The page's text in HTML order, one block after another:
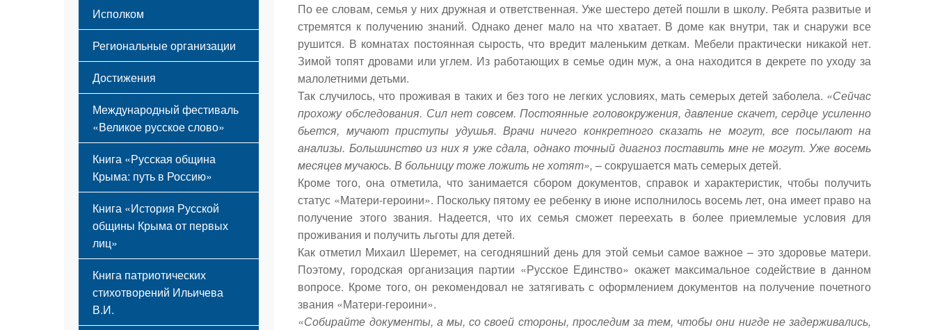
По ее словам, семья у них дружная и ответственная. Уже шестеро детей пошли в школу. Ребята развитые и
стремятся к получению знаний. Однако денег мало на что хватает. В доме как внутри, так и снаружи все
рушится. В комнатах постоянная сырость, что вредит маленьким деткам. Мебели практически никакой нет.
Зимой топят дровами или углем. Из работающих в семье один муж, а она находится в декрете по уходу за
малолетними детьми.
Так случилось, что проживая в таких и без того не легких условиях, мать семерых детей заболела. «Сейчас
прохожу обследования. Сил нет совсем. Постоянные головокружения, давление скачет, сердце усиленно
бьется, мучают приступы удушья. Врачи ничего конкретного сказать не могут, все посылают на
анализы. Большинство из них я уже сдала, однако точный диагноз поставить мне не могут. Уже восемь
месяцев мучаюсь. В больницу тоже ложить не хотят», – сокрушается мать семерых детей.
Кроме того, она отметила, что занимается сбором документов, справок и характеристик, чтобы получить
статус «Матери-героини». Поскольку пятому ее ребенку в июне исполнилось восемь лет, она имеет право на
получение этого звания. Надеется, что их семья сможет переехать в более приемлемые условия для
проживания и получить льготы для детей.
Как отметил Михаил Шеремет, на сегодняшний день для этой семьи самое важное – это здоровье матери.
Поэтому, городская организация партии «Русское Единство» окажет максимальное содействие в данном
вопросе. Кроме того, он рекомендовал не затягивать с оформлением документов на получение почетного
звания «Матери-героини».
«Собирайте документы, а мы, со своей стороны, проследим за тем, чтобы они нигде не задерживались,
Исполком
Региональные организации
Достижения
Международный фестиваль
«Великое русское слово»
Книга «Русская община
Крыма: путь в Россию»
Книга «История Русской
общины Крыма от первых
лиц»
Книга патриотических
стихотворений Ильичева
В.И.